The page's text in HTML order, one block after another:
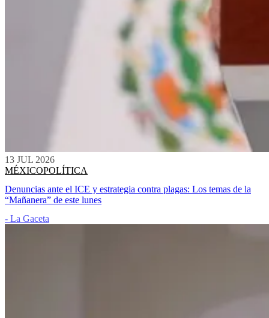
13 JUL 2026
MÉXICOPOLÍTICA
Denuncias ante el ICE y estrategia contra plagas: Los temas de la
“Mañanera” de este lunes
- La Gaceta